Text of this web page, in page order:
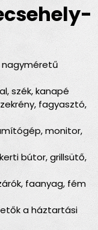
nagyméretű
szék, kanapé
fagyasztó,
monitor,
bútor, grillsütő,
faanyag, fém
a háztartási